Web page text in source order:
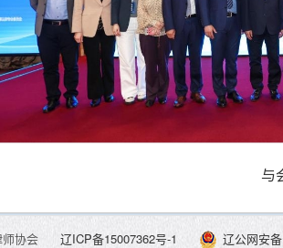
与
协会 辽ICP备15007362号-1
辽公网安